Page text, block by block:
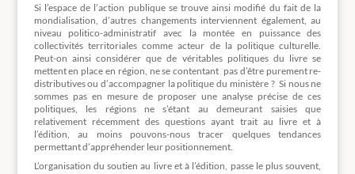
Si l’espace de l’action publique se trouve ainsi modifié du fait de la
mondialisation, d’autres changements interviennent également, au
niveau politico-administratif avec la montée en puissance des
collectivités territoriales comme acteur de la politique culturelle.
Peut-on ainsi considérer que de véritables politiques du livre se
mettent en place en région, ne se contentant pas d’être purement re-
distributives ou d’accompagner la politique du ministère ? Si nous ne
sommes pas en mesure de proposer une analyse précise de ces
politiques, les régions ne s’étant au demeurant saisies que
relativement récemment des questions ayant trait au livre et à
l’édition, au moins pouvons-nous tracer quelques tendances
permettant d’appréhender leur positionnement.
L’organisation du soutien au livre et à l’édition, passe le plus souvent,